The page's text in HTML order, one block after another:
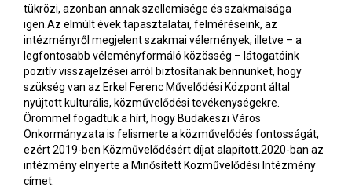
tükrözi, azonban annak szellemisége és szakmaisága
igen.Az elmúlt évek tapasztalatai, felméréseink, az
intézményről megjelent szakmai vélemények, illetve – a
legfontosabb véleményformáló közösség – látogatóink
pozitív visszajelzései arról biztosítanak bennünket, hogy
szükség van az Erkel Ferenc Művelődési Központ által
nyújtott kulturális, közművelődési tevékenységekre.
Örömmel fogadtuk a hírt, hogy Budakeszi Város
Önkormányzata is felismerte a közművelődés fontosságát,
ezért 2019-ben Közművelődésért díjat alapított.2020-ban az
intézmény elnyerte a Minősített Közművelődési Intézmény
címet.